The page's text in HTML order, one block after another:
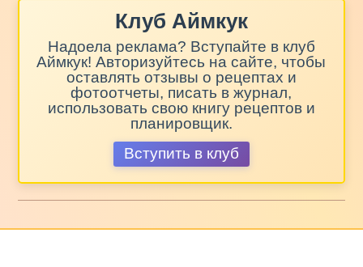
Клуб Аймкук
Надоела реклама? Вступайте в клуб
Аймкук! Авторизуйтесь на сайте, чтобы
оставлять отзывы о рецептах и
фотоотчеты, писать в журнал,
использовать свою книгу рецептов и
планировщик.
Вступить в клуб